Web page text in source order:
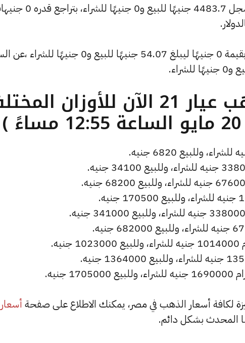
كما تراجع سعر الأونصة بالدولار ليسجل 4483.7 جنيهًا للبيع و0
كما شهد سعر دولار الصاغة تراجعًا بقيمة 0 جنيهًا ليبلغ 54.07 جنيهًا للبيع و0 جنيهًا
ما هو سعر الذهب عيار 21 الآن للأوزان
أسعار
المحدث بشكل دائم.